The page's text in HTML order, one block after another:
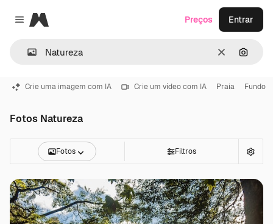
Close menu
Magnific
Limpar
Preços Entrar
Crie uma imagem com IA Crie um vídeo com IA Praia Fundo
Fotos Natureza
Fotos Filtros